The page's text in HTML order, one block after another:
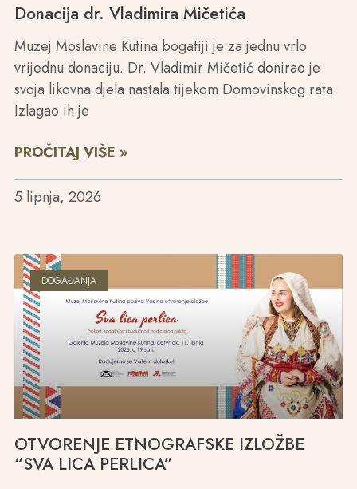
Donacija dr. Vladimira Mičetića
Muzej Moslavine Kutina bogatiji je za jednu vrlo
vrijednu donaciju. Dr. Vladimir Mičetić donirao je
svoja likovna djela nastala tijekom Domovinskog rata.
Izlagao ih je
PROČITAJ VIŠE »
5 lipnja, 2026
DOGAĐANJA
OTVORENJE ETNOGRAFSKE IZLOŽBE
“SVA LICA PERLICA”